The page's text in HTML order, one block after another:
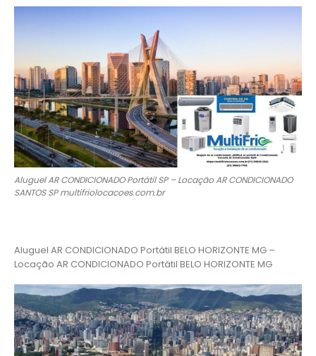
Aluguel AR CONDICIONADO Portátil SP – Locação AR CONDICIONADO
SANTOS SP multifriolocacoes.com.br
Aluguel AR CONDICIONADO Portátil BELO HORIZONTE MG –
Locação AR CONDICIONADO Portátil BELO HORIZONTE MG